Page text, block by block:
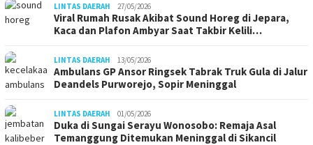
LINTAS DAERAH 27/05/2026
Viral Rumah Rusak Akibat Sound Horeg di Jepara,
Kaca dan Plafon Ambyar Saat Takbir Kelili…
LINTAS DAERAH 13/05/2026
Ambulans GP Ansor Ringsek Tabrak Truk Gula di Jalur
Deandels Purworejo, Sopir Meninggal
LINTAS DAERAH 01/05/2026
Duka di Sungai Serayu Wonosobo: Remaja Asal
Temanggung Ditemukan Meninggal di Sikancil